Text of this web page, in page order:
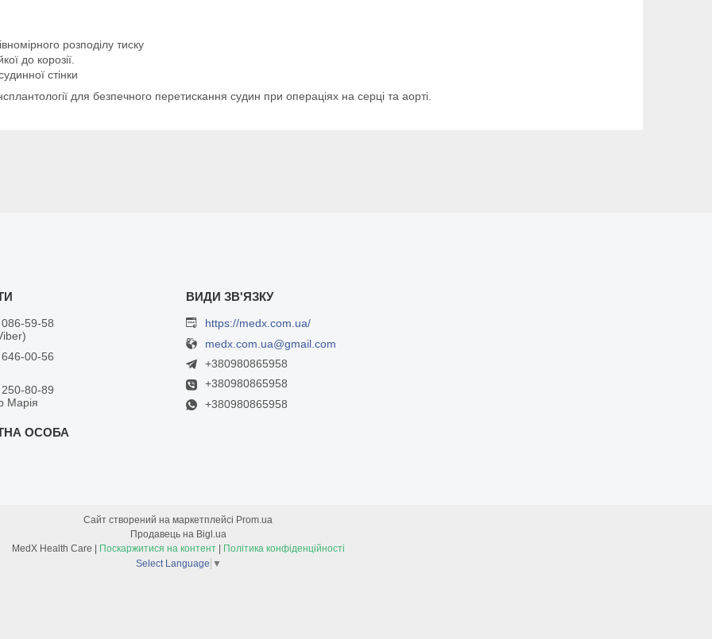
розподілу тиску
до корозії.
стінки
для безпечного перетискання судин при операціях на серці та аорті.
59-58
00-56
80-89
Марія
https://medx.com.ua/
medx.com.ua@gmail.com
+380980865958
+380980865958
+380980865958
Сайт створений на маркетплейсі Prom.ua
Продавець на Bigl.ua
MedX Health Care | Поскаржитися на контент | Політика конфіденційності
Select Language ▼